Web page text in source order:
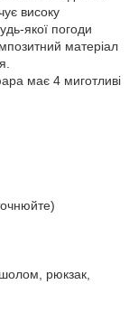
високу
якої погоди
матеріал
має 4 миготливі
рюкзак,